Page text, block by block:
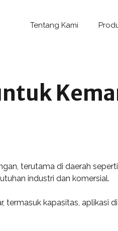
Tentang Kami
terutama di daerah
industri dan komersial.
kapasitas, aplikasi